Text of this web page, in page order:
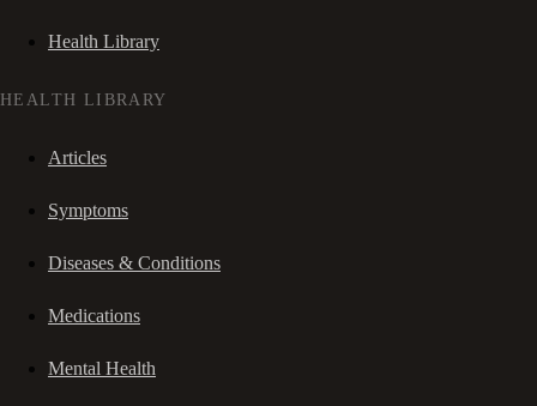
Health Library
HEALTH LIBRARY
Articles
Symptoms
Diseases & Conditions
Medications
Mental Health